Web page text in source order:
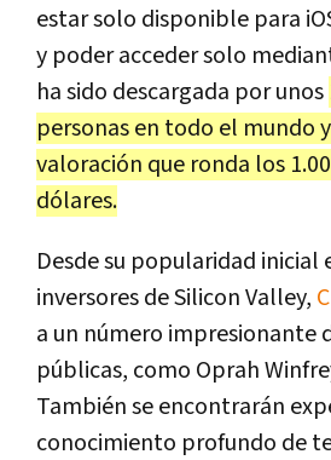
estar solo disponible para
y poder acceder solo
ha sido descargada por unos
personas en todo el mundo
valoración que ronda los
dólares.
Desde su popularidad inicial
inversores de Silicon Valley,
a un número impresionante
públicas, como Oprah
También se encontrarán
conocimiento profundo de